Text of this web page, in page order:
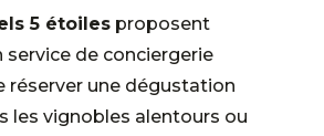
5 étoilesproposent
service de conciergerie
réserver une dégustation
les vignobles alentours ou